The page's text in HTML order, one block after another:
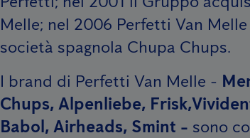
Melle; nel 2006 Perfetti Van
società spagnola Chupa Chups.
I brand di Perfetti Van Melle -
Chups, Alpenliebe,
Babol, Airheads, Smint - sono